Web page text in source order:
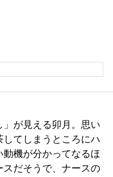
が見える卯月。思い
てしまうところにハ
機が分かってなるほ
スだそうで、ナースの